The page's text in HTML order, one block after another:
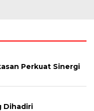
Perkuat Sinergi
Dihadiri